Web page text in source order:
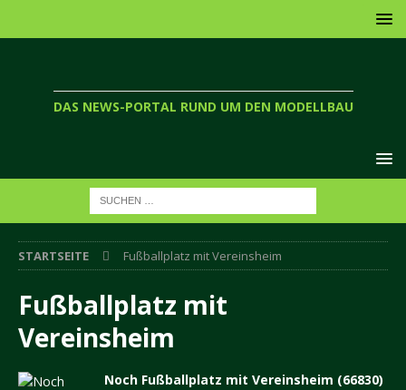
DAS NEWS-PORTAL RUND UM DEN MODELLBAU
STARTSEITE Fußballplatz mit Vereinsheim
Fußballplatz mit
Vereinsheim
Noch Fußballplatz mit Vereinsheim (66830)